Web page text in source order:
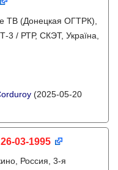
ТВ (Донецкая ОГТРК),
3 / РТР, СКЭТ, Україна,
(2025-05-20
03-1995
Россия, 3-я